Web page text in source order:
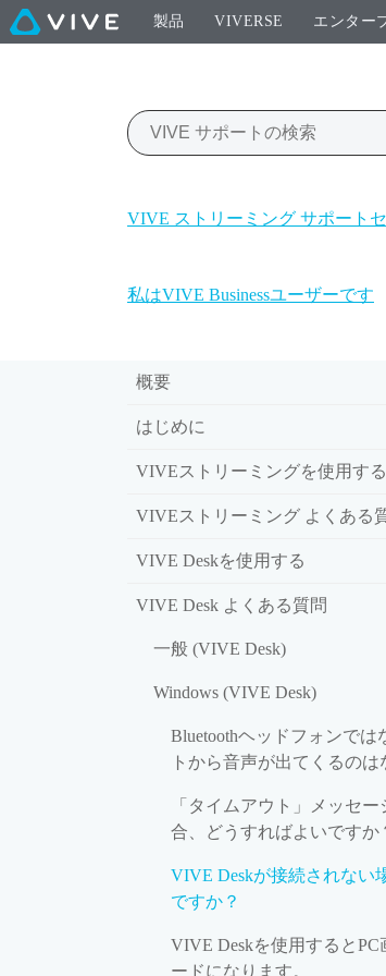
製品 VIVERSE エンター
VIVE ストリーミング サポート
私はVIVE Businessユーザーです
概要
はじめに
VIVEストリーミングを使用する
VIVEストリーミング よくある
VIVE Deskを使用する
VIVE Desk よくある質問
一般 (VIVE Desk)
Windows (VIVE Desk)
Bluetoothヘッドフォンでは
トから音声が出てくるのは
「タイムアウト」メッセ
合、どうすればよいですか
VIVE Deskが接続されない
ですか？
VIVE Deskを使用すると
ードになります。